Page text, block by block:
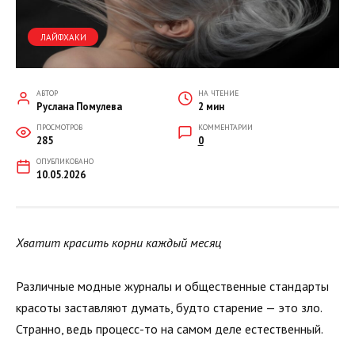
ЛАЙФХАКИ
АВТОР
Руслана Помулева
НА ЧТЕНИЕ
2 мин
ПРОСМОТРОВ
285
КОММЕНТАРИИ
0
ОПУБЛИКОВАНО
10.05.2026
Хватит красить корни каждый месяц
Различные модные журналы и общественные стандарты
красоты заставляют думать, будто старение — это зло.
Странно, ведь процесс-то на самом деле естественный.